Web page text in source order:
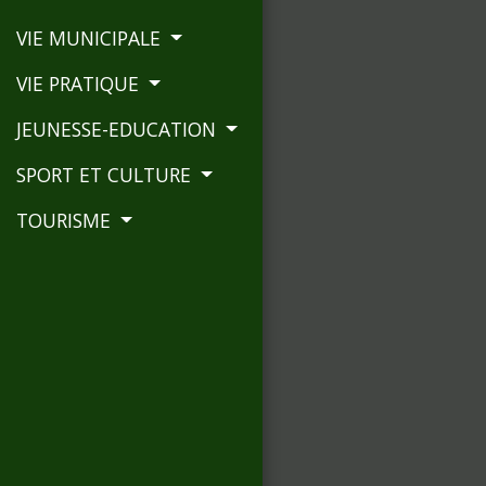
VIE MUNICIPALE
VIE PRATIQUE
JEUNESSE-EDUCATION
SPORT ET CULTURE
TOURISME